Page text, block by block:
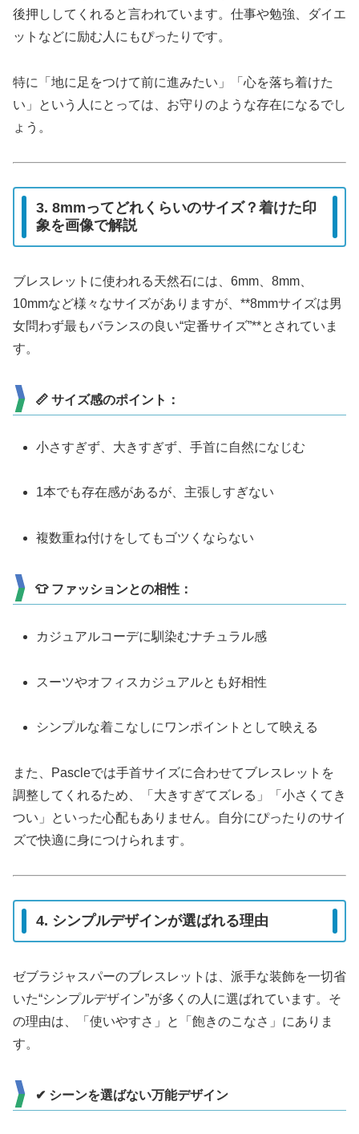
後押ししてくれると言われています。仕事や勉強、ダイエ
ットなどに励む人にもぴったりです。
特に「地に足をつけて前に進みたい」「心を落ち着けた
い」という人にとっては、お守りのような存在になるでし
ょう。
3. 8mmってどれくらいのサイズ？着けた印
象を画像で解説
ブレスレットに使われる天然石には、6mm、8mm、
10mmなど様々なサイズがありますが、**8mmサイズは男
女問わず最もバランスの良い“定番サイズ”**とされていま
す。
📏 サイズ感のポイント：
小さすぎず、大きすぎず、手首に自然になじむ
1本でも存在感があるが、主張しすぎない
複数重ね付けをしてもゴツくならない
👕 ファッションとの相性：
カジュアルコーデに馴染むナチュラル感
スーツやオフィスカジュアルとも好相性
シンプルな着こなしにワンポイントとして映える
また、Pascleでは手首サイズに合わせてブレスレットを
調整してくれるため、「大きすぎてズレる」「小さくてき
つい」といった心配もありません。自分にぴったりのサイ
ズで快適に身につけられます。
4. シンプルデザインが選ばれる理由
ゼブラジャスパーのブレスレットは、派手な装飾を一切省
いた“シンプルデザイン”が多くの人に選ばれています。そ
の理由は、「使いやすさ」と「飽きのこなさ」にありま
す。
✔ シーンを選ばない万能デザイン